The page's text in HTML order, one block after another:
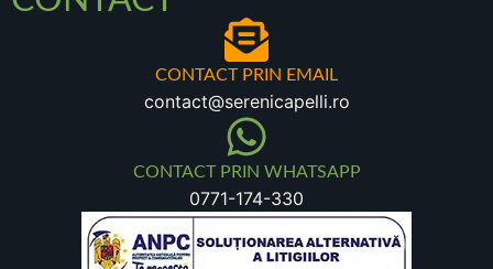
CONTACT PRIN EMAIL
contact@serenicapelli.ro
CONTACT PRIN WHATSAPP
0771-174-330